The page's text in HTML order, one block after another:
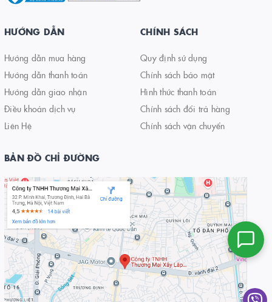
HƯỚNG DẪN
Hướng dẫn mua hàng
Hướng dẫn thanh toán
Hướng dẫn giao nhận
Điều khoản dịch vụ
Liên Hệ
CHÍNH SÁCH
Quy định sử dụng
Chính sách bảo mật
Hình thức thanh toán
Chính sách đổi trả hàng
Chính sách vận chuyển
BẢN ĐỒ CHỈ ĐƯỜNG